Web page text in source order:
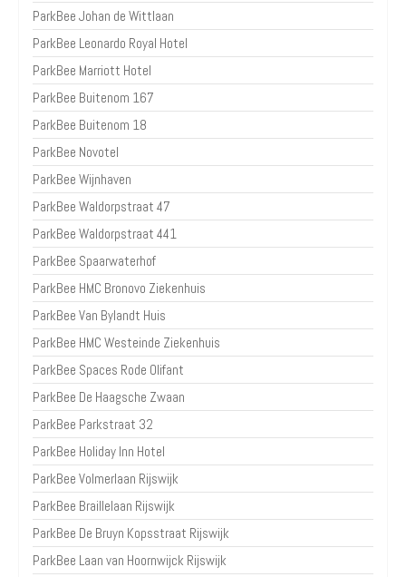
ParkBee Johan de Wittlaan
ParkBee Leonardo Royal Hotel
ParkBee Marriott Hotel
ParkBee Buitenom 167
ParkBee Buitenom 18
ParkBee Novotel
ParkBee Wijnhaven
ParkBee Waldorpstraat 47
ParkBee Waldorpstraat 441
ParkBee Spaarwaterhof
ParkBee HMC Bronovo Ziekenhuis
ParkBee Van Bylandt Huis
ParkBee HMC Westeinde Ziekenhuis
ParkBee Spaces Rode Olifant
ParkBee De Haagsche Zwaan
ParkBee Parkstraat 32
ParkBee Holiday Inn Hotel
ParkBee Volmerlaan Rijswijk
ParkBee Braillelaan Rijswijk
ParkBee De Bruyn Kopsstraat Rijswijk
ParkBee Laan van Hoornwijck Rijswijk